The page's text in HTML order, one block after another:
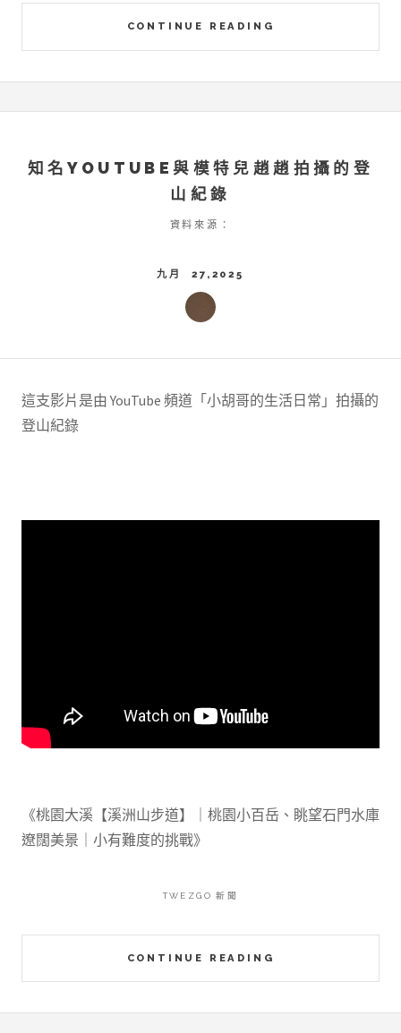
CONTINUE READING
知名YOUTUBE與模特兒趙趙拍攝的登
山紀錄
資料來源：
九月 27,2025
這支影片是由 YouTube 頻道「小胡哥的生活日常」拍攝的
登山紀錄
《桃園大溪【溪洲山步道】｜桃園小百岳、眺望石門水庫
遼闊美景｜小有難度的挑戰》
CONTINUE READING
TWEZGO 新聞